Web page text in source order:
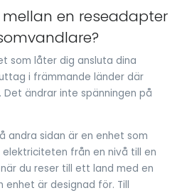
en reseadapter
som låter dig ansluta dina
i främmande länder där
ändrar inte spänningen på
andra sidan är en enhet som
från en nivå till en
du reser till ett land med en
enhet är designad för. Till